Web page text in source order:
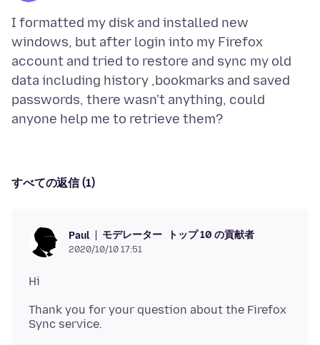
I formatted my disk and installed new
windows, but after login into my Firefox
account and tried to restore and sync my old
data including history ,bookmarks and saved
passwords, there wasn't anything, could
すべての返信 (1)
Paul モデレーター トップ 10 の貢献者
2020/10/10 17:51
Thank you for your question about the Firefox